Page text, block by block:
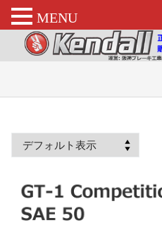
MENU